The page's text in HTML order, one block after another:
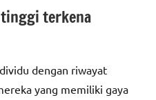
terkena
dengan riwayat
yang memiliki gaya